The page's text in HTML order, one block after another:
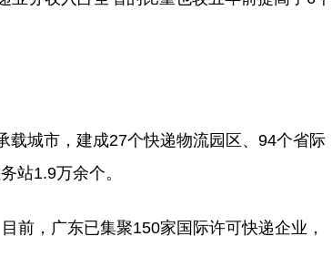
载城市，建成27个快递物流园区、94个省际
站1.9万余个。
前，广东已集聚150家国际许可快递企业，